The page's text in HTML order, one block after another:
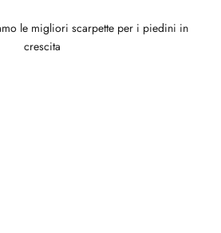
le migliori scarpette per i piedini in
crescita